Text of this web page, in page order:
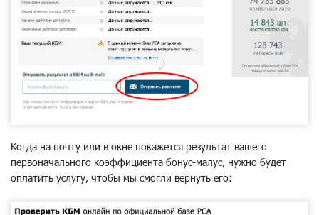
Когда на почту или в окне покажется результат вашего
первоначального коэффициента бонус-малус, нужно будет
оплатить услугу, чтобы мы смогли вернуть его: